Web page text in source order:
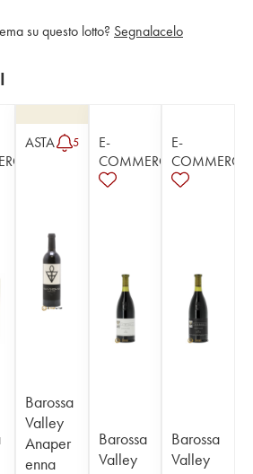
su questo lotto? Segnalacelo
ASTA 5
Barossa
Valley
Anaper
enna
E-
COMMERCE
Barossa
Valley
E-
COMMERCE
Barossa
Valley